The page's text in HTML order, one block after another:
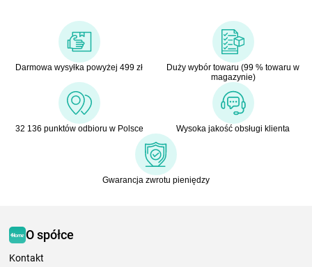
Darmowa wysyłka powyżej 499 zł
Duży wybór towaru (99 % towaru w
magazynie)
32 136 punktów odbioru w Polsce Wysoka jakość obsługi klienta
Gwarancja zwrotu pieniędzy
O spółce
Kontakt